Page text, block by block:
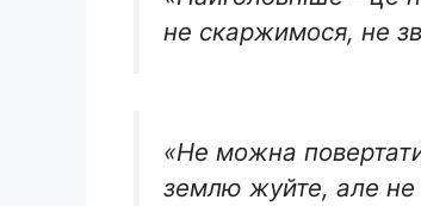
не скаржимося, не
«Не можна
землю жуйте, але не